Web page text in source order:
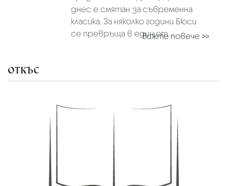
днес е смятан за съвременна
класика. За няколко години Бюси
се превръща в един от ...Вижте повече >>
ОТКЪС